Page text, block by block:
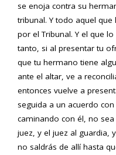
se enoja contra su
tribunal. Y todo aquel
por el Tribunal. Y el que
tanto, si al presentar tu
que tu hermano tiene
ante el altar, ve a
entonces vuelve a
seguida a un acuerdo
caminando con él, no
juez, y el juez al guardia,
no saldrás de allí hasta